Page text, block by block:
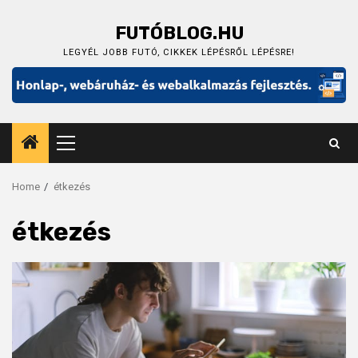
FUTÓBLOG.HU
LEGYÉL JOBB FUTÓ, CIKKEK LÉPÉSRŐL LÉPÉSRE!
Primary
Menu
Home étkezés
étkezés